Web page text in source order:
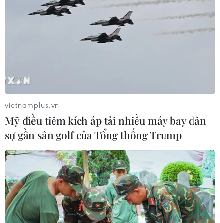
vietnamplus.vn
Mỹ điều tiêm kích áp tải nhiều máy bay dân
sự gần sân golf của Tổng thống Trump